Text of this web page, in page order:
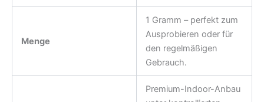
Menge
1 Gramm – perfekt zum
Ausprobieren oder für
den regelmäßigen
Gebrauch.
Premium-Indoor-Anbau